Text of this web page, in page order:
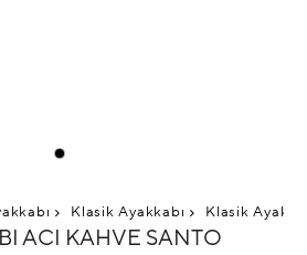
Klasik Ayakkabı Klasik
ACI KAHVE SANTO